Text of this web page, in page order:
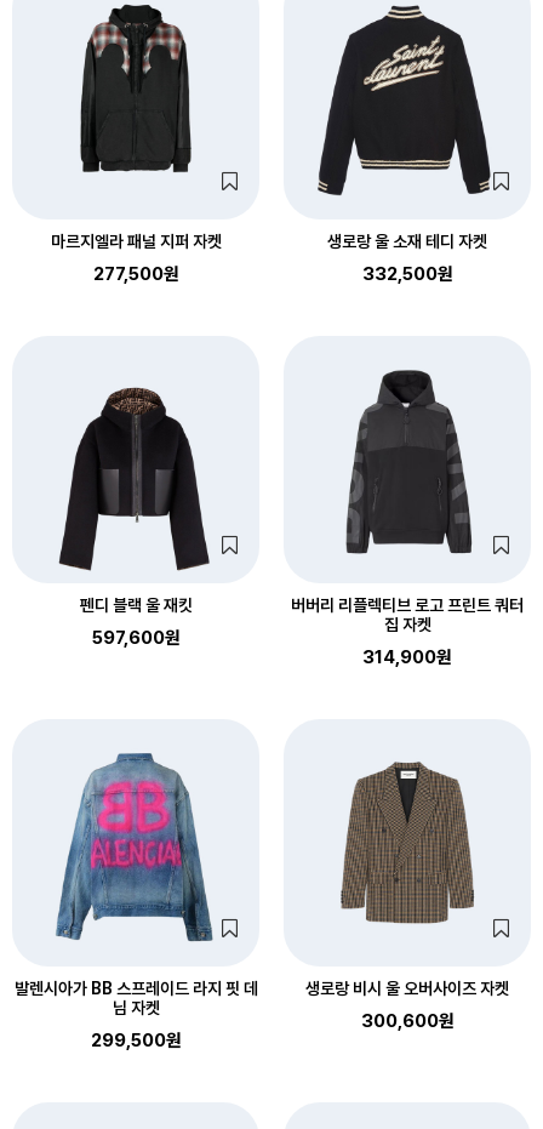
마르지엘라 패널 지퍼 자켓
277,500원
생로랑 울 소재 테디 자켓
332,500원
펜디 블랙 울 재킷
597,600원
버버리 리플렉티브 로고 프린트 쿼터
집 자켓
314,900원
발렌시아가 BB 스프레이드 라지 핏 데
님 자켓
299,500원
생로랑 비시 울 오버사이즈 자켓
300,600원